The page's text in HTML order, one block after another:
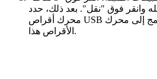
وانقر فوق "نقل". بعد ذلك، حدد
محرك أقراص USB الخارجي لنقل ملفات البرنامج إلى محرك
الأقراص هذا.